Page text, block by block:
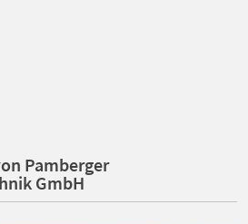
Pamberger
GmbH